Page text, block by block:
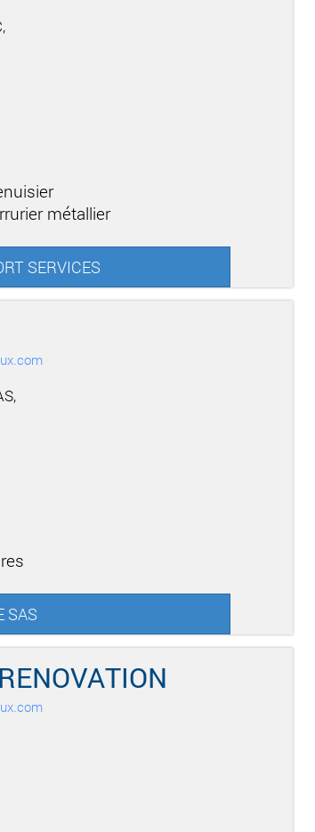
métallier
SERVICES
SAS